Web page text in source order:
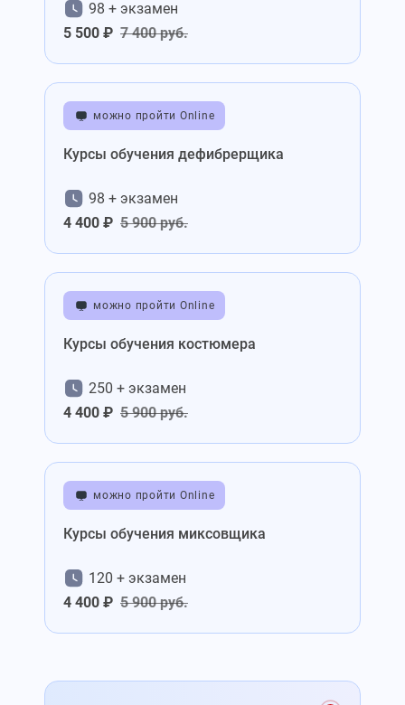
98 + экзамен
5 500 ₽ 7 400 руб.
можно пройти Online
Курсы обучения дефибрерщика
98 + экзамен
4 400 ₽ 5 900 руб.
можно пройти Online
Курсы обучения костюмера
250 + экзамен
4 400 ₽ 5 900 руб.
можно пройти Online
Курсы обучения миксовщика
120 + экзамен
4 400 ₽ 5 900 руб.